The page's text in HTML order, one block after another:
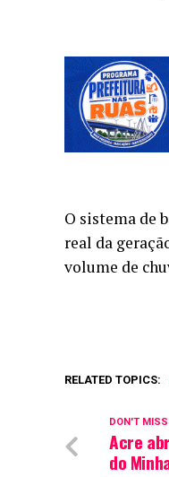
O sistema de
real da
volume de
RELATED TOPICS:
DON'T MISS
Acre
do